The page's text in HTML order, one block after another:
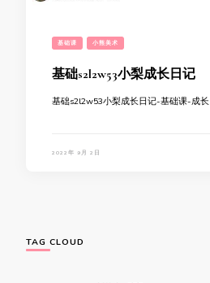
基础课 小熊美术
基础s2l2w53小梨成长日记
基础s2l2w53小梨成长日记-基础课-成长
2022年 9月 2日
TAG CLOUD